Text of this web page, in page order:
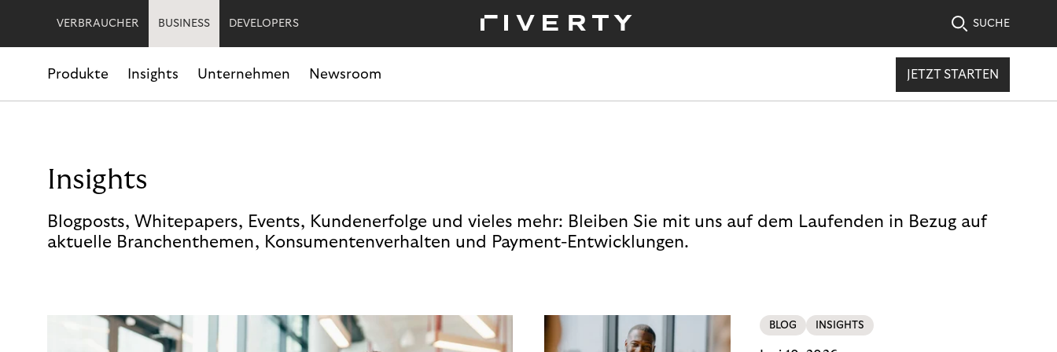
VERBRAUCHER BUSINESS DEVELOPERS SUCHE
Produkte Insights Unternehmen Newsroom JETZT STARTEN
Insights
Blogposts, Whitepapers, Events, Kundenerfolge und vieles mehr: Bleiben Sie mit uns auf dem Laufenden in Bezug auf
aktuelle Branchenthemen, Konsumentenverhalten und Payment-Entwicklungen.
BLOG INSIGHTS